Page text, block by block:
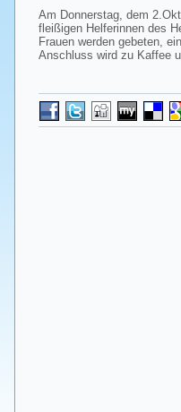
Am Donnerstag, dem
fleißigen Helferinnen des
Frauen werden gebeten,
Anschluss wird zu Kaffee